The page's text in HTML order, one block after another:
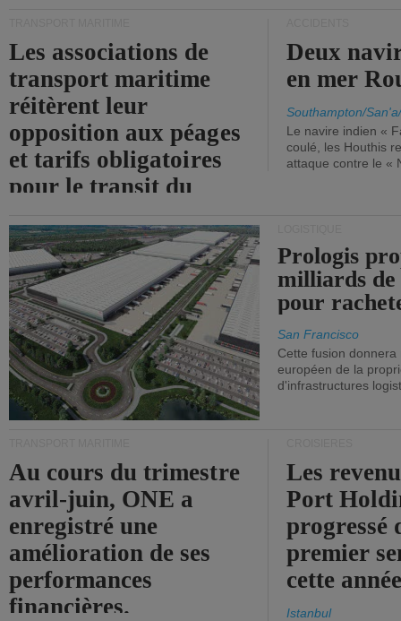
Les associations de
transport maritime
réitèrent leur
opposition aux péages
et tarifs obligatoires
pour le transit du
Deux
en mer
Southampton/
Le navire indien «
coulé, les Houthis
attaque contre le «
Prologis
milliards
pour
San Francisco
Cette fusion
européen de la
d'infrastructures
Au cours du trimestre
avril-juin, ONE a
enregistré une
amélioration de ses
performances
financières.
Les
Port
progressé
premier
cette
Istanbul